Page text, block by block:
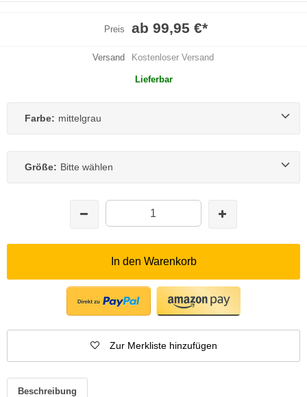
Preis ab 99,95 €*
Versand Kostenloser Versand
Lieferbar
Farbe: mittelgrau
Größe: Bitte wählen
In den Warenkorb
Zur Merkliste hinzufügen
Beschreibung